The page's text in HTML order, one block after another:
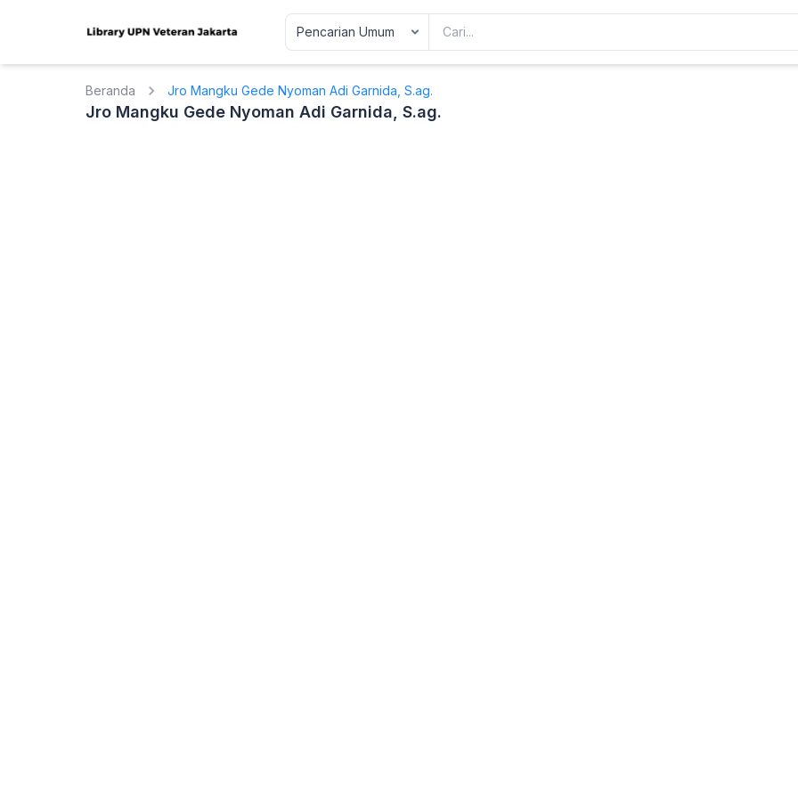
Beranda Jro Mangku Gede Nyoman Adi Garnida, S.ag.
Jro Mangku Gede Nyoman Adi Garnida, S.ag.